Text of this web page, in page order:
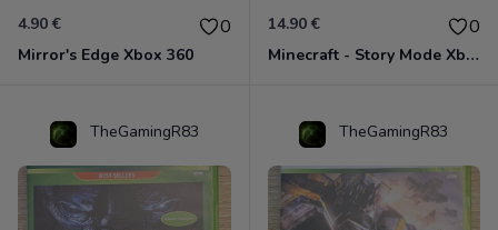
4.90 € 0
Mirror's Edge Xbox 360
14.90 € 0
Minecraft - Story Mode Xbox 360
TheGamingR83 TheGamingR83